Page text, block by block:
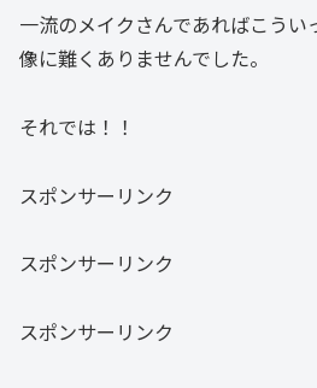
一流のメイクさんであればこう
像に難くありませんでした。
それでは！！
スポンサーリンク
スポンサーリンク
スポンサーリンク